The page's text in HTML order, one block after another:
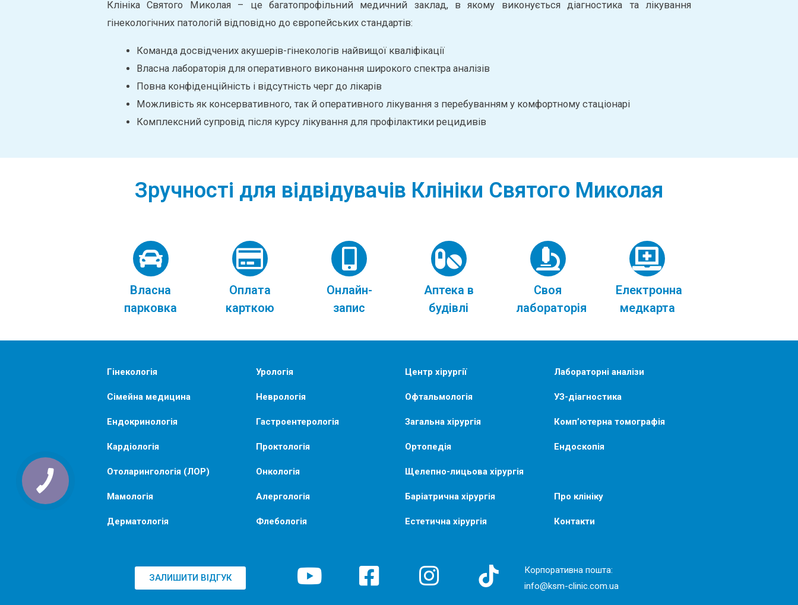
Клініка Святого Миколая – це багатопрофільний медичний заклад, в якому виконується діагностика та лікування
гінекологічних патологій відповідно до європейських стандартів:
Команда досвідчених акушерів-гінекологів найвищої кваліфікації
Власна лабораторія для оперативного виконання широкого спектра аналізів
Повна конфіденційність і відсутність черг до лікарів
Можливість як консервативного, так й оперативного лікування з перебуванням у комфортному стаціонарі
Комплексний супровід після курсу лікування для профілактики рецидивів
Зручності для відвідувачів Клініки Святого Миколая
Власна
парковка
Оплата
карткою
Онлайн-
запис
Аптека в
будівлі
Своя
лабораторія
Електронна
медкарта
Гінекологія
Сімейна медицина
Ендокринологія
Кардіологія
Отоларингологія (ЛОР)
Мамологія
Дерматологія
Урологія
Неврологія
Гастроентерологія
Проктологія
Онкологія
Алергологія
Флебологія
Центр хірургії
Офтальмологія
Загальна хірургія
Ортопедія
Щелепно-лицьова хірургія
Баріатрична хірургія
Естетична хірургія
Лабораторні аналізи
УЗ-діагностика
Комп’ютерна томографія
Ендоскопія
Про клініку
Контакти
ЗАЛИШИТИ ВІДГУК
Корпоративна пошта:
info@ksm-clinic.com.ua